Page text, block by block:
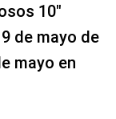
10″
de mayo de
mayo en